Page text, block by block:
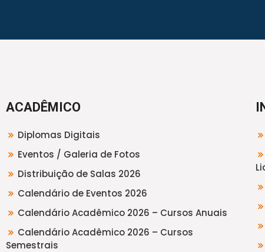
ACADÊMICO
Diplomas Digitais
Eventos / Galeria de Fotos
Distribuição de Salas 2026
Calendário de Eventos 2026
Calendário Acadêmico 2026 – Cursos Anuais
Calendário Acadêmico 2026 – Cursos
Semestrais